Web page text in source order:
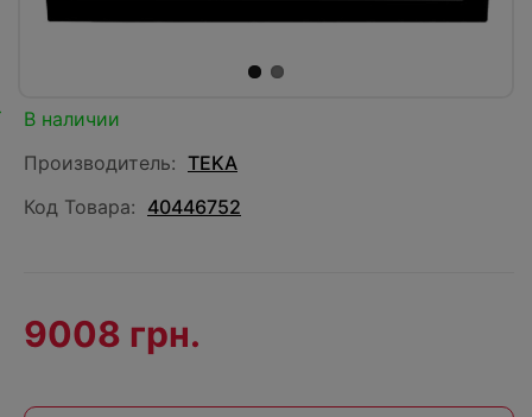
В наличии
Производитель: TEKA
Код Товара: 40446752
9008 грн.